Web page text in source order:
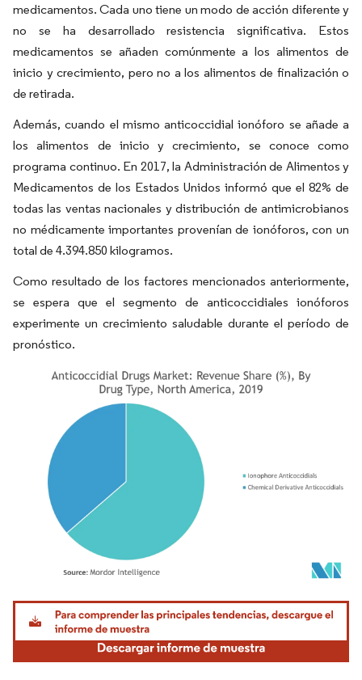
medicamentos. Cada uno tiene un modo de acción diferente y
no se ha desarrollado resistencia significativa. Estos
medicamentos se añaden comúnmente a los alimentos de
inicio y crecimiento, pero no a los alimentos de finalización o
de retirada.
Además, cuando el mismo anticoccidial ionóforo se añade a
los alimentos de inicio y crecimiento, se conoce como
programa continuo. En 2017, la Administración de Alimentos y
Medicamentos de los Estados Unidos informó que el 82% de
todas las ventas nacionales y distribución de antimicrobianos
no médicamente importantes provenían de ionóforos, con un
total de 4.394.850 kilogramos.
Como resultado de los factores mencionados anteriormente,
se espera que el segmento de anticoccidiales ionóforos
experimente un crecimiento saludable durante el período de
pronóstico.
Imagen © Mordor Intelligence. El uso requiere atribución según CC BY 4.0.